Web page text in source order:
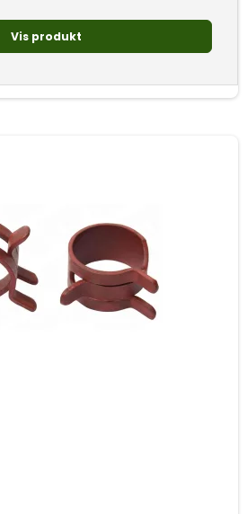
Vis produkt